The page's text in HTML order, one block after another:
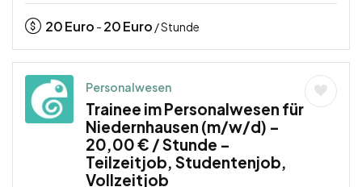
20Euro - 20Euro / Stunde
Personalwesen
Trainee im Personalwesen für
Niedernhausen (m/w/d) –
20,00 € / Stunde –
Teilzeitjob, Studentenjob,
Vollzeitjob